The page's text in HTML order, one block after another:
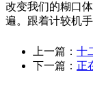
改变我们的糊口
遍。跟着计较机
上一篇： 十
下一篇： 正